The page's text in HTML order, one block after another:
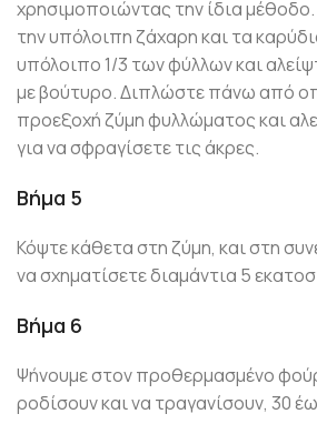
χρησιμοποιώντας την ίδια
την υπόλοιπη ζάχαρη και τα
υπόλοιπο 1/3 των φύλλων και
με βούτυρο. Διπλώστε πάνω από
προεξοχή ζύμη φυλλώματος και
για να σφραγίσετε τις άκρες.
Βήμα 5
Κόψτε κάθετα στη ζύμη, και στη
να σχηματίσετε διαμάντια 5
Βήμα 6
Ψήνουμε στον προθερμασμένο
ροδίσουν και να τραγανίσουν, 30